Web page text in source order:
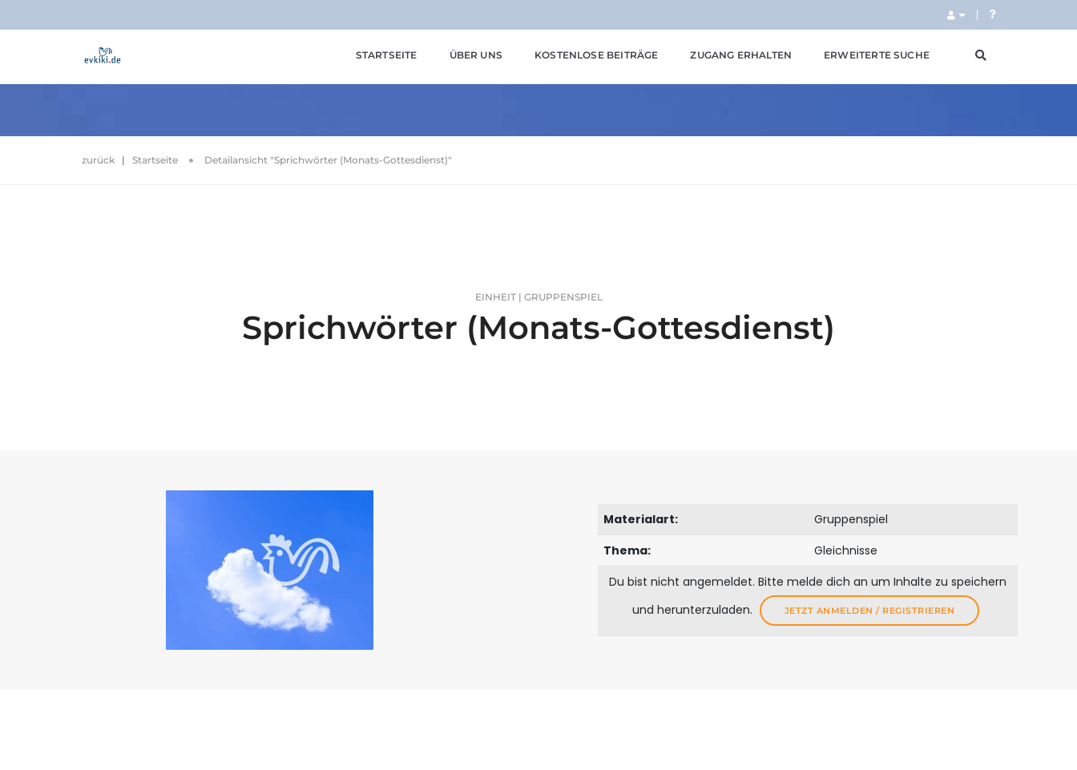
STARTSEITE ÜBER UNS KOSTENLOSE BEITRÄGE ZUGANG ERHALTEN ERWEITERTE SUCHE
zurück | Startseite Detailansicht "Sprichwörter (Monats-Gottesdienst)"
EINHEIT | GRUPPENSPIEL
Sprichwörter (Monats-Gottesdienst)
Materialart:
Gruppenspiel
Thema:
Gleichnisse
Du bist nicht angemeldet. Bitte melde dich an um Inhalte zu speichern
und herunterzuladen.
JETZT ANMELDEN / REGISTRIEREN